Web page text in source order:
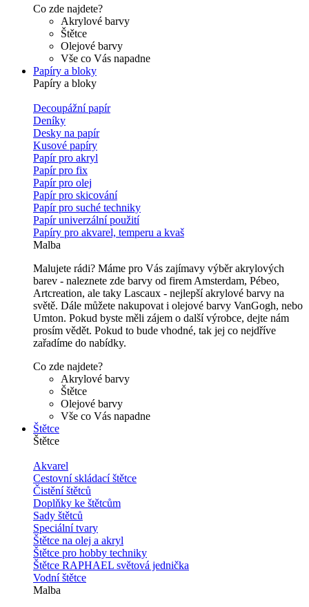
Co zde najdete?
Akrylové barvy
Štětce
Olejové barvy
Vše co Vás napadne
Papíry a bloky
Papíry a bloky
Decoupážní papír
Deníky
Desky na papír
Kusové papíry
Papír pro akryl
Papír pro fix
Papír pro olej
Papír pro skicování
Papír pro suché techniky
Papír univerzální použití
Papíry pro akvarel, temperu a kvaš
Malba
Malujete rádi? Máme pro Vás zajímavy výběr akrylových
barev - naleznete zde barvy od firem Amsterdam, Pébeo,
Artcreation, ale taky Lascaux - nejlepší akrylové barvy na
světě. Dále můžete nakupovat i olejové barvy VanGogh, nebo
Umton. Pokud byste měli zájem o další výrobce, dejte nám
prosím vědět. Pokud to bude vhodné, tak jej co nejdříve
zařadíme do nabídky.
Co zde najdete?
Akrylové barvy
Štětce
Olejové barvy
Vše co Vás napadne
Štětce
Štětce
Akvarel
Cestovní skládací štětce
Čistění štětců
Doplňky ke štětcům
Sady štětců
Speciální tvary
Štětce na olej a akryl
Štětce pro hobby techniky
Štětce RAPHAEL světová jednička
Vodní štětce
Malba